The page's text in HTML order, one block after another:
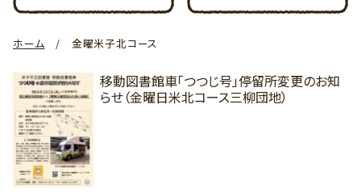
ホーム 金曜米子北コース
移動図書館車「つつじ号」停留所変更のお知
らせ（金曜日米北コース三柳団地）